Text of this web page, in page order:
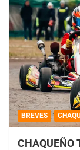
BREVES
CHAQUEÑO